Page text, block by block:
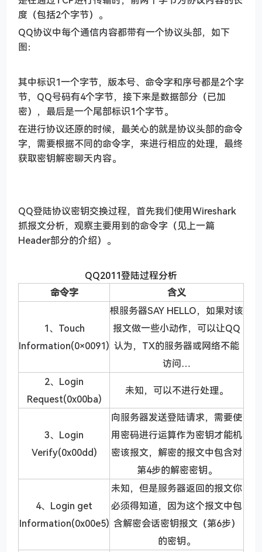
度（包括2个字节）。
QQ协议中每个通信内容都带有一个协议头部，如下
图：
其中标识1一个字节，版本号、命令字和序号都是2个字
节，QQ号码有4个字节，接下来是数据部分（已加
密），最后是一个尾部标识1个字节。
在进行协议还原的时候，最关心的就是协议头部的命令
字，需要根据不同的命令字，来进行相应的处理，最终
获取密钥解密聊天内容。
QQ登陆协议密钥交换过程，首先我们使用Wireshark
抓报文分析，观察主要用到的命令字（见上一篇
Header部分的介绍）。
QQ2011登陆过程分析
命令字
含义
1、Touch
Information(0×0091)
根服务器SAY HELLO，如果对该
报文做一些小动作，可以让QQ
认为，TX的服务器或网络不能
访问…
2、Login
Request(0x00ba)
未知，可以不进行处理。
3、Login
Verify(0x00dd)
向服务器发送登陆请求，需要使
用密码进行运算作为密钥才能机
密该报文，解密的报文中包含对
第4步的解密密钥。
4、Login get
Information(0x00e5)
未知，但是服务器返回的报文你
必须得知道，因为这个报文中包
含解密会话密钥报文（第6步）
的密钥。